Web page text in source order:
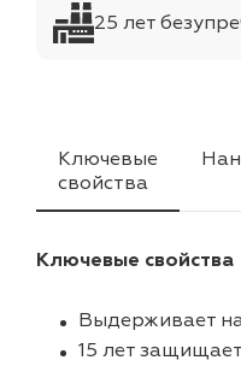
25 лет
Ключевые
свойства
Ключевые свойства
Выдерживает
15 лет